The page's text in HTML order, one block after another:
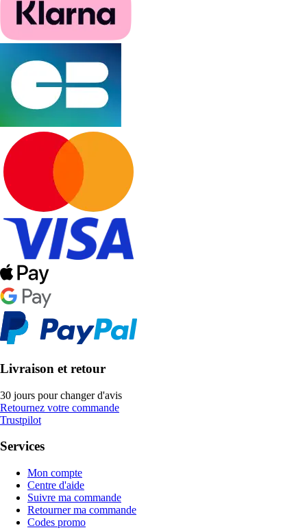
Livraison et retour
30 jours pour changer d'avis
Retournez votre commande
Trustpilot
Services
Mon compte
Centre d'aide
Suivre ma commande
Retourner ma commande
Codes promo